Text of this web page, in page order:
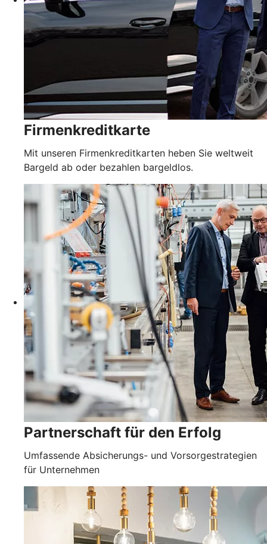
Firmenkreditkarte
Mit unseren Firmenkreditkarten heben Sie weltweit
Bargeld ab oder bezahlen bargeldlos.
Partnerschaft für den Erfolg
Umfassende Absicherungs- und Vorsorgestrategien
für Unternehmen